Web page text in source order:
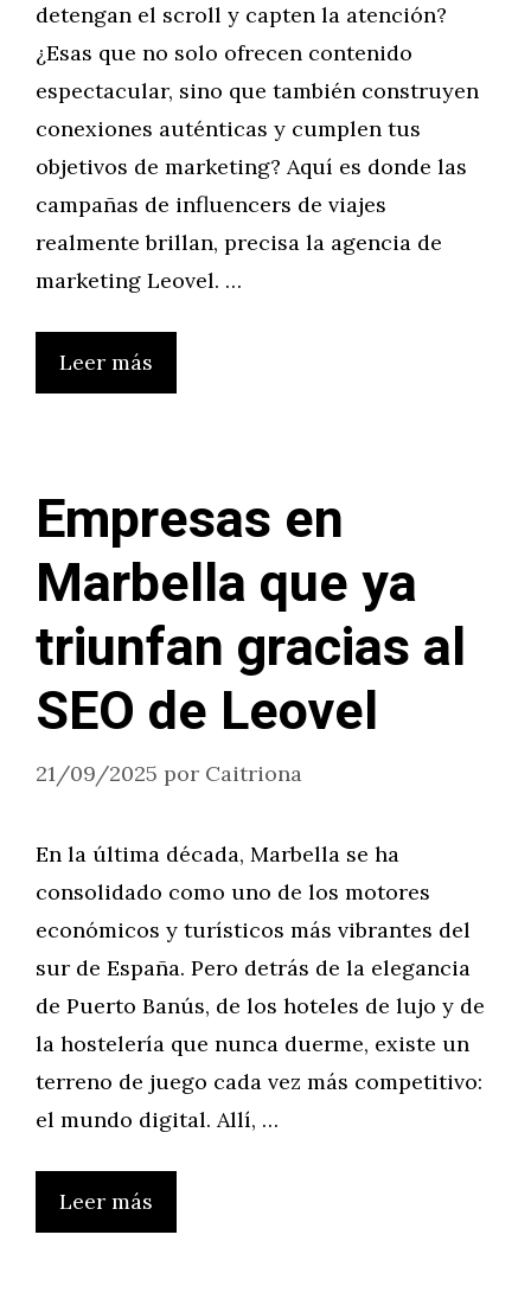
detengan el scroll y capten la atención?
¿Esas que no solo ofrecen contenido
espectacular, sino que también construyen
conexiones auténticas y cumplen tus
objetivos de marketing? Aquí es donde las
campañas de influencers de viajes
realmente brillan, precisa la agencia de
marketing Leovel. …
Leer más
Empresas en
Marbella que ya
triunfan gracias al
SEO de Leovel
21/09/2025 por Caitriona
En la última década, Marbella se ha
consolidado como uno de los motores
económicos y turísticos más vibrantes del
sur de España. Pero detrás de la elegancia
de Puerto Banús, de los hoteles de lujo y de
la hostelería que nunca duerme, existe un
terreno de juego cada vez más competitivo:
el mundo digital. Allí, …
Leer más